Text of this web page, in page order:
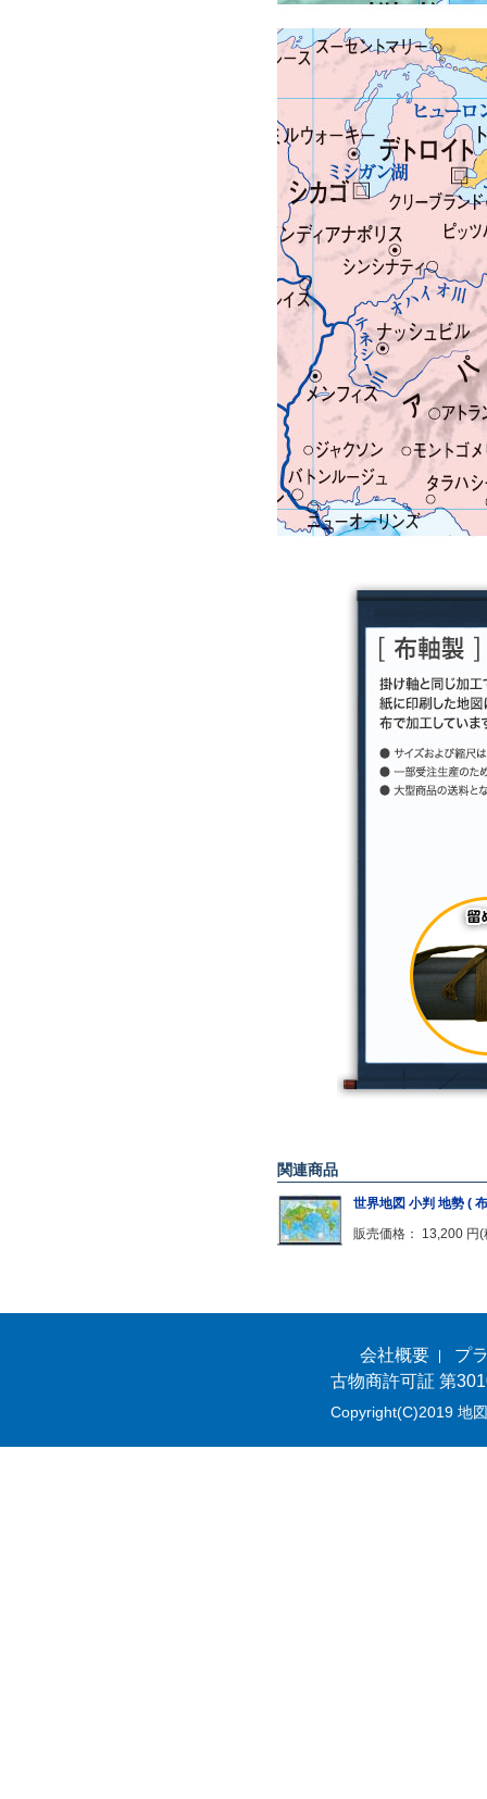
関連商品
世界地図 小判 地勢 (
販売価格： 13,200 円(
会社概要
プ
古物商許可証 第
Copyright(C)2019 地